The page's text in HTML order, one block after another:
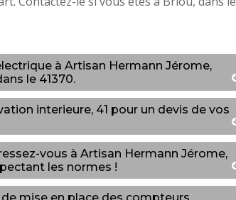
à Artisan Hermann Jérome,
le 41370.
interieure, 41 pour un devis de vos
vous à Artisan Hermann Jérome,
les normes !